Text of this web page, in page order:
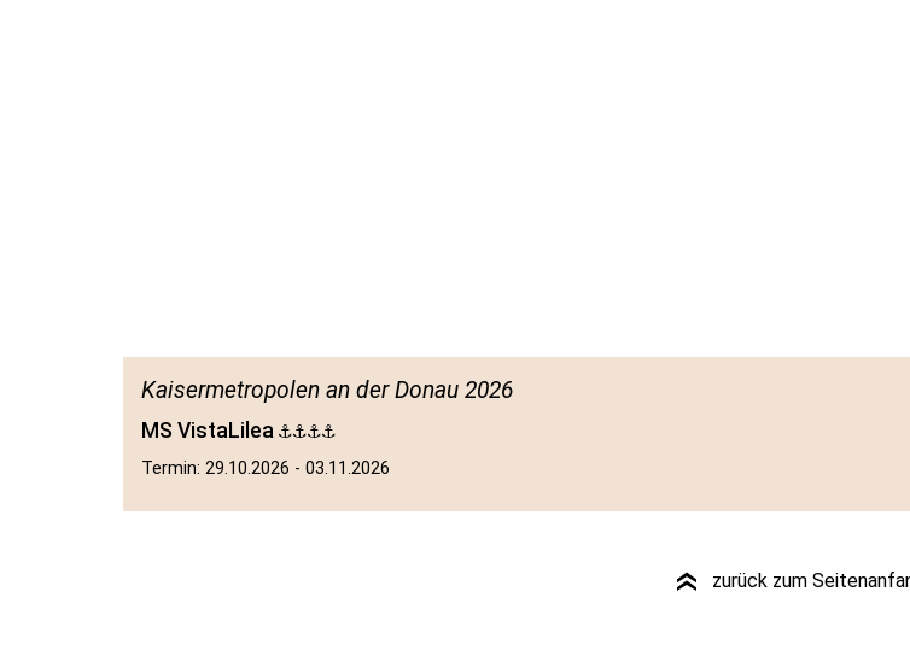
Kaisermetropolen an der Donau 2026
MS VistaLilea
Termin: 29.10.2026 - 03.11.2026
» zurück zum